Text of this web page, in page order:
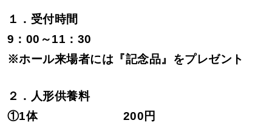
１．受付時間
9：00～11：30
※ホール来場者には『記念品』をプレゼント
２．人形供養料
①1体
200円